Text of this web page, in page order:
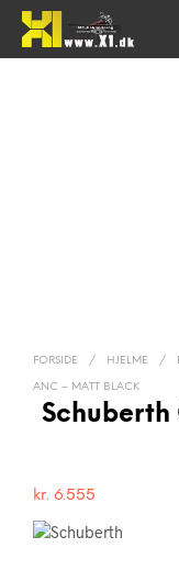
FORSIDE / HJELME /
ANC – MATT BLACK
kr. 6.555